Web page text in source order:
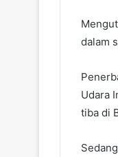
dalam
Udara
tiba di